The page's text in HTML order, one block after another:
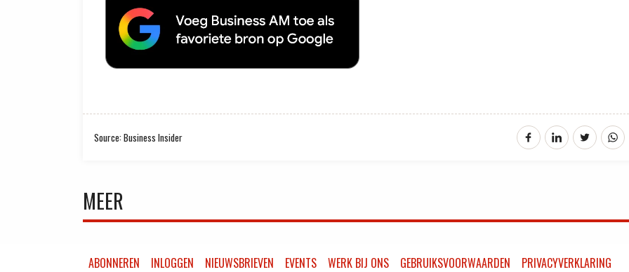
Source: Business Insider
MEER
ABONNEREN INLOGGEN NIEUWSBRIEVEN EVENTS WERK BIJ ONS GEBRUIKSVOORWAARDEN PRIVACYVERKLARING